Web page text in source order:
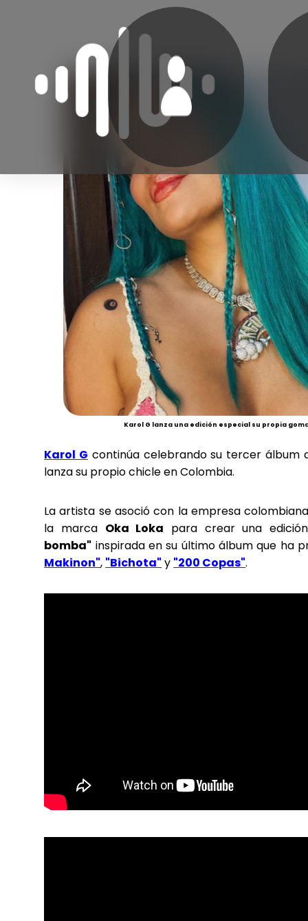
Karol G lanza una edición especial su propia
Karol G continúa celebrando su tercer álbum
lanza su propio chicle en Colombia.
La artista se asoció con la empresa
la marca Oka Loka para crear una
bomba" inspirada en su último álbum que ha
Makinon", "Bichota" y "200 Copas".